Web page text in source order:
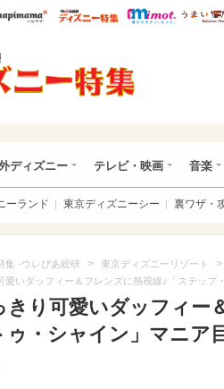
レぴあ総研ハピママ* ウレぴあ総研
mimot.
ディズニー テレビ・映画 音楽
ーランド 東京ディズニーシー 裏ワザ・
集 -ウレぴあ総研 > 東京ディズニーリゾート >
愛いダッフィー＆フレンズに熱視線♪「ステップ
きり可愛いダッフィー
ゥ・シャイン」マニア